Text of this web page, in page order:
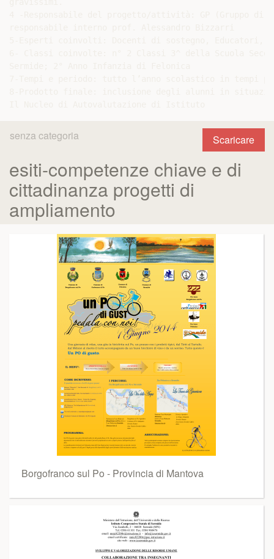
Scaricare
senza categoria
esiti-competenze chiave e di
cittadinanza progetti di
ampliamento
Borgofranco sul Po - Provincia di Mantova